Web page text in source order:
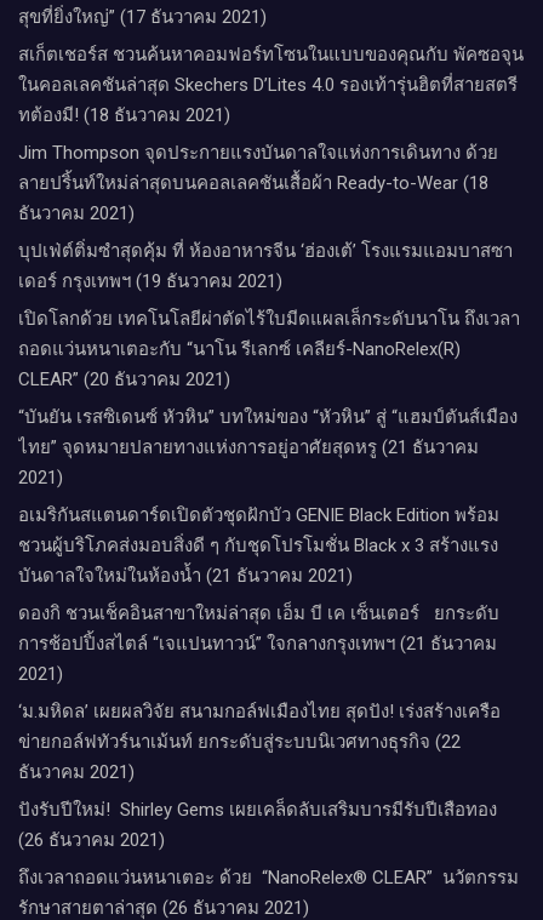
สุขที่ยิ่งใหญ่” (17 ธันวาคม 2021)
สเก็ตเชอร์ส ชวนค้นหาคอมฟอร์ทโซนในแบบของคุณกับ พัคซอจุน
ในคอลเลคชันล่าสุด Skechers D’Lites 4.0 รองเท้ารุ่นฮิตที่สายสตรี
ทต้องมี! (18 ธันวาคม 2021)
Jim Thompson จุดประกายแรงบันดาลใจแห่งการเดินทาง ด้วย
ลายปริ้นท์ใหม่ล่าสุดบนคอลเลคชันเสื้อผ้า Ready-to-Wear (18
ธันวาคม 2021)
บุปเฟ่ต์ติ่มซำสุดคุ้ม ที่ ห้อง​อาหารจีน​ ‘ฮ่องเต้’ โรงแรม​แอม​บาส​ซา​
เดอร์​ กรุงเทพฯ​ (19 ธันวาคม 2021)
เปิดโลกด้วย เทคโนโลยีผ่าตัดไร้ใบมีดแผลเล็กระดับนาโน ถึงเวลา
ถอดแว่นหนาเตอะกับ “นาโน รีเลกซ์ เคลียร์-NanoRelex(R)
CLEAR” (20 ธันวาคม 2021)
“บันยัน เรสซิเดนซ์ หัวหิน” บทใหม่ของ “หัวหิน” สู่ “แฮมป์ตันส์เมือง
ไทย” จุดหมายปลายทางแห่งการอยู่อาศัยสุดหรู (21 ธันวาคม
2021)
อเมริกันสแตนดาร์ดเปิดตัวชุดฝักบัว GENIE Black Edition พร้อม
ชวนผู้บริโภคส่งมอบสิ่งดี ๆ กับชุดโปรโมชั่น Black x 3 สร้างแรง
บันดาลใจใหม่ในห้องน้ำ (21 ธันวาคม 2021)
ดองกิ ชวนเช็คอินสาขาใหม่ล่าสุด เอ็ม บี เค เซ็นเตอร์ ยกระดับ
การช้อปปิ้งสไตล์ “เจแปนทาวน์” ใจกลางกรุงเทพฯ (21 ธันวาคม
2021)
‘ม.มหิดล’ เผยผลวิจัย สนามกอล์ฟเมืองไทย สุดปัง! เร่งสร้างเครือ
ข่ายกอล์ฟทัวร์นาเม้นท์ ยกระดับสู่ระบบนิเวศทางธุรกิจ (22
ธันวาคม 2021)
ปังรับปีใหม่​! ​ Shirley Gems เผยเคล็ดลับ​เสริมบารมีรับปีเสือทอง
(26 ธันวาคม 2021)
ถึงเวลาถอดแว่นหนาเตอะ ด้วย “NanoRelex® CLEAR” นวัตกรรม
รักษาสายตาล่าสุด (26 ธันวาคม 2021)